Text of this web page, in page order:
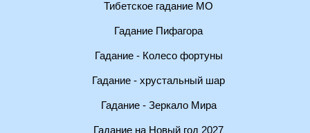
Тибетское гадание МО
Гадание Пифагора
Гадание - Колесо фортуны
Гадание - хрустальный шар
Гадание - Зеркало Мира
Гадание на Новый год 2027